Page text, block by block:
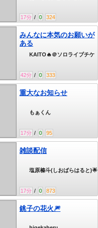
17分 / 0 324
みんなに本気のお願いが
ある
42分 / 0 333
KAITO🔥＠ソロライブチケ
重大なお知らせ
17分 / 0 95
もぁくん
雑談配信
17分 / 0 873
塩原榛斗(しおばらはると)🌟
銚子の花火🎆